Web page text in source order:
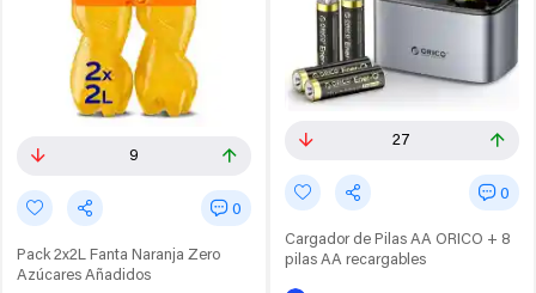
9
0
Pack 2x2L Fanta Naranja Zero
Azúcares Añadidos
27
0
Cargador de Pilas AA ORICO + 8
pilas AA recargables